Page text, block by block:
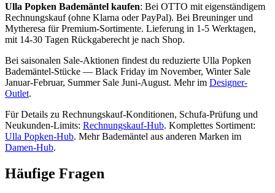
Ulla Popken Bademäntel kaufen: Bei OTTO mit eigenständigem
Rechnungskauf (ohne Klarna oder PayPal). Bei Breuninger und
Mytheresa für Premium-Sortimente. Lieferung in 1-5 Werktagen,
mit 14-30 Tagen Rückgaberecht je nach Shop.
Bei saisonalen Sale-Aktionen findest du reduzierte Ulla Popken
Bademäntel-Stücke — Black Friday im November, Winter Sale
Januar-Februar, Summer Sale Juni-August. Mehr im Designer-
Outlet.
Für Details zu Rechnungskauf-Konditionen, Schufa-Prüfung und
Neukunden-Limits: Rechnungskauf-Hub. Komplettes Sortiment:
Ulla Popken-Hub. MehrBademäntel aus anderen Marken im
Damen-Hub.
Häufige Fragen